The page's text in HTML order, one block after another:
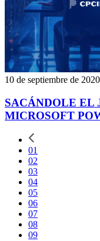
10 de septiembre de 2020
SACÁNDOLE EL
MICROSOFT
01
02
03
04
05
06
07
08
09